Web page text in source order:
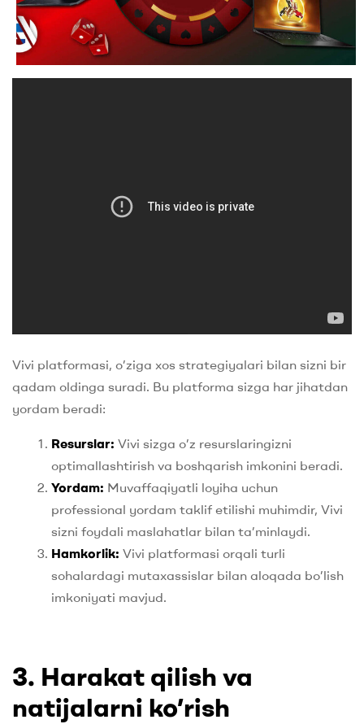
Vivi platformasi, o’ziga xos strategiyalari bilan sizni bir
qadam oldinga suradi. Bu platforma sizga har jihatdan
yordam beradi:
Resurslar: Vivi sizga o’z resurslaringizni
optimallashtirish va boshqarish imkonini beradi.
Yordam: Muvaffaqiyatli loyiha uchun
professional yordam taklif etilishi muhimdir, Vivi
sizni foydali maslahatlar bilan ta’minlaydi.
Hamkorlik: Vivi platformasi orqali turli
sohalardagi mutaxassislar bilan aloqada bo’lish
imkoniyati mavjud.
3. Harakat qilish va
natijalarni ko’rish